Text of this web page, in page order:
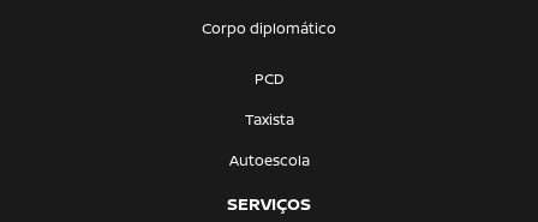
Corpo diplomático
PCD
Taxista
Autoescola
SERVIÇOS